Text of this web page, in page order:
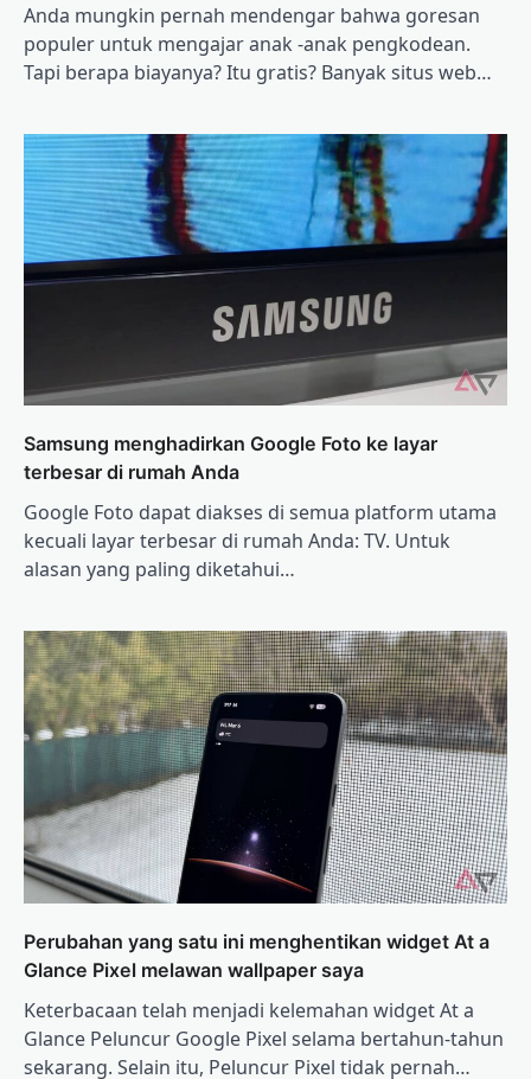
Anda mungkin pernah mendengar bahwa goresan
populer untuk mengajar anak -anak pengkodean.
Tapi berapa biayanya? Itu gratis? Banyak situs web…
Samsung menghadirkan Google Foto ke layar
terbesar di rumah Anda
Google Foto dapat diakses di semua platform utama
kecuali layar terbesar di rumah Anda: TV. Untuk
alasan yang paling diketahui…
Perubahan yang satu ini menghentikan widget At a
Glance Pixel melawan wallpaper saya
Keterbacaan telah menjadi kelemahan widget At a
Glance Peluncur Google Pixel selama bertahun-tahun
sekarang. Selain itu, Peluncur Pixel tidak pernah…